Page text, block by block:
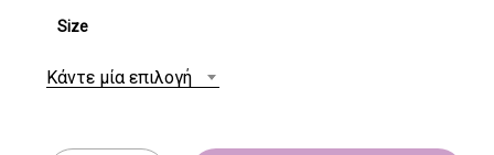
Size
Κάντε μία επιλογή